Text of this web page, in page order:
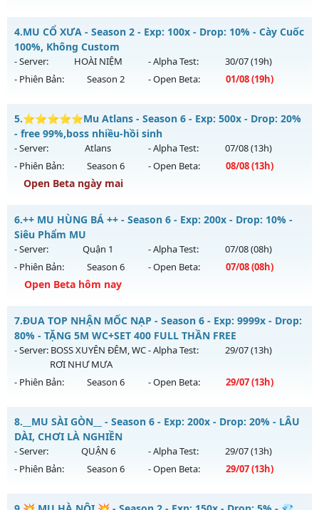
Kiểu reset: Non Reset
Thể loại: Mu Nguyên bản Webzen
Antihack: XShield
Top Mu Online - Max 2 acc/pc - no vip - freebies
Mu mới ra tháng 08 2026 - Mở máy chủ
ngày 11/08/2626
Exp: 80x - Drop: 35%
Thể loại: Mu Nguyên bản Webzen
Antihack: AntiShield
4.MU CỔ XƯA - Season 2 - Exp: 100x - Drop: 10% - Cày Cuốc
100%, Không Custom
- Server: HOÀI NIỆM - Alpha Test: 30/07(19h)
- Phiên Bản:
Season 2 - Open Beta: 01/08(19h)
MU CỔ XƯA - Cày Cuốc 100%, Không Custom
Mu mới ra tháng 08 2026 - Mở máy chủ
ngày 01/08/2626
Exp: 100x - Drop: 10%
Kiểu reset: Reset In Game
Thể loại: Mu Nguyên bản Webzen
Antihack: Phiên bản mới nhất
5.⭐⭐⭐⭐⭐Mu Atlans - Season 6 - Exp: 500x - Drop: 20%
- free 99%,boss nhiều-hồi sinh
- Server: Atlans - Alpha Test: 07/08(13h)
- Phiên Bản:
Season 6 - Open Beta: 08/08(13h)
Open Beta ngày mai
⭐⭐⭐⭐⭐Mu Atlans - free 99%,boss nhiều-hồi sinh
Mu mới ra tháng 08 2026 - Mở máy chủ
ngày 08/08/2626
Exp: 500x - Drop: 20%
Kiểu reset: Reset In Game
Thể loại: Mu Nguyên bản Webzen
Antihack: chống hack 99%
6.++ MU HÙNG BÁ ++ - Season 6 - Exp: 200x - Drop: 10% -
Siêu Phẩm MU
- Server: Quận 1 - Alpha Test: 07/08(08h)
- Phiên Bản:
Season 6 - Open Beta: 07/08(08h)
Open Beta hôm nay
++ MU HÙNG BÁ ++ - Siêu Phẩm MU
Mu mới ra tháng 08 2026 - Mở máy chủQuận 1
ngày 07/08/2626
Exp: 200x - Drop: 10%
Thể loại: Mu Nguyên bản Webzen
Antihack: Shark Shield
7.ĐUA TOP NHẬN MỐC NẠP - Season 6 - Exp: 9999x - Drop:
80% - TẶNG 5M WC+SET 400 FULL THẦN FREE
- Server: BOSS XUYÊN ĐÊM, WC
RƠI NHƯ MƯA
- Alpha Test: 29/07(13h)
- Phiên Bản: Season 6 - Open Beta: 29/07(13h)
ĐUA TOP NHẬN MỐC NẠP - TẶNG 5M WC+SET 400 FULL
THẦN FREE
Mu mới ra tháng 07 2026 - Mở máy chủ
BOSS XUYÊN ĐÊM,
WC RƠI NHƯ MƯAvào 13h ngày 29/07/2626
Kiểu reset: Reset In Game
8. __MU SÀI GÒN__ - Season 6 - Exp: 200x - Drop: 20% - LÂU
DÀI, CHƠI LÀ NGHIỀN
- Server: QUẬN 6 - Alpha Test: 29/07(13h)
- Phiên Bản:
Season 6 - Open Beta: 29/07(13h)
__MU SÀI GÒN__ - LÂU DÀI, CHƠI LÀ NGHIỀN